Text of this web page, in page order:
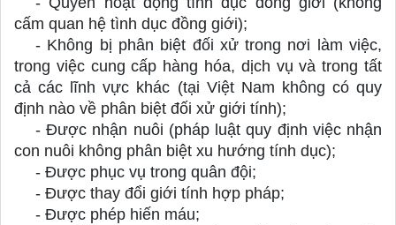
cấm quan hệ tình dục đồng giới);
- Không bị phân biệt đối xử trong nơi làm việc,
trong việc cung cấp hàng hóa, dịch vụ và trong tất
cả các lĩnh vực khác (tại Việt Nam không có quy
định nào về phân biệt đối xử giới tính);
- Được nhận nuôi (pháp luật quy định việc nhận
con nuôi không phân biệt xu hướng tính dục);
- Được phục vụ trong quân đội;
- Được thay đổi giới tính hợp pháp;
- Được phép hiến máu;